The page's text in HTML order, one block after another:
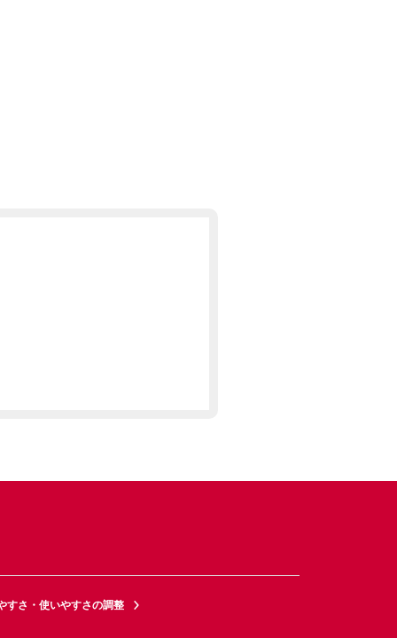
すさ・使いやすさの調整